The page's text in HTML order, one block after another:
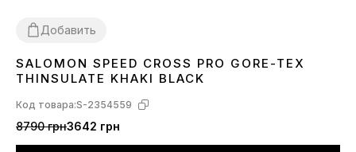
Добавить
414243 44 45 46
SALOMON SPEED CROSS PRO GORE-TEX
THINSULATE KHAKI BLACK
Код товара:S-2354559
8790 грн3642 грн